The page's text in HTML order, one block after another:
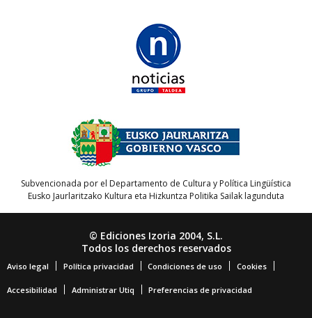
Subvencionada por el Departamento de Cultura y Política Lingüística
Eusko Jaurlaritzako Kultura eta Hizkuntza Politika Sailak lagunduta
© Ediciones Izoria 2004, S.L.
Todos los derechos reservados
Aviso legal Política privacidad Condiciones de uso Cookies
Accesibilidad Administrar Utiq Preferencias de privacidad